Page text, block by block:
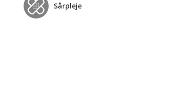
Sårpleje